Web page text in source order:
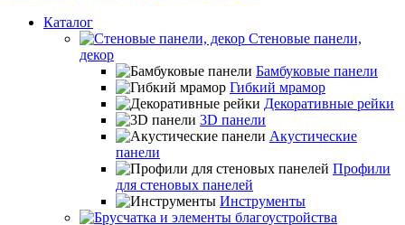
Каталог
Стеновые панели,
декор
Бамбуковые панели
Гибкий мрамор
Декоративные рейки
3D панели
Акустические
панели
Профили
для стеновых панелей
Инструменты